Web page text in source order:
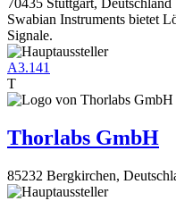
70435 Stuttgart, Deutschland
Swabian Instruments bietet
Signale.
A3.141
T
Thorlabs GmbH
85232 Bergkirchen,